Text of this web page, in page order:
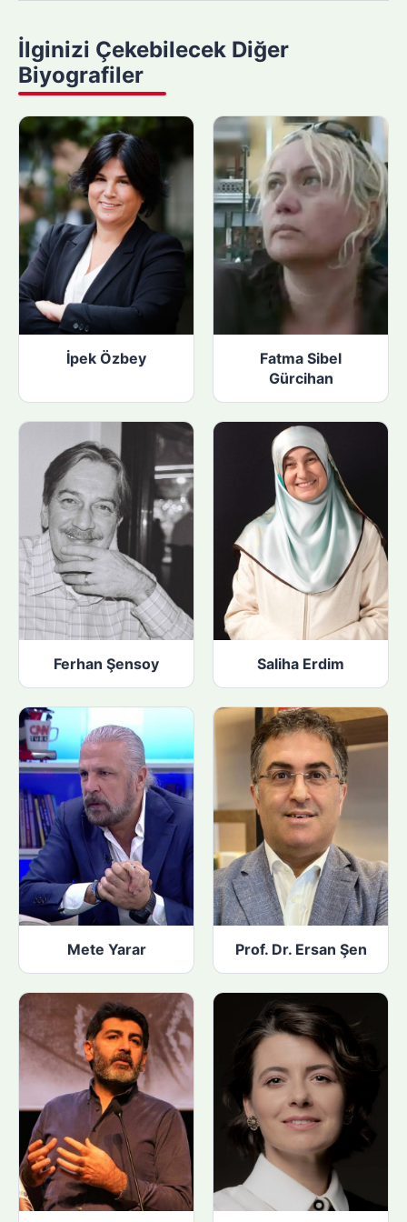
y
a
p
n
İlginizi Çekebilecek Diğer
Biyografiler
İpek Özbey
Fatma Sibel
Gürcihan
Ferhan Şensoy Saliha Erdim
Mete Yarar Prof. Dr. Ersan Şen